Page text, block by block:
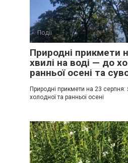
Події
Природні прикмети
хвилі на воді — до
ранньої осені та
Природні прикмети на 23 серпня:
холодної та ранньої осені